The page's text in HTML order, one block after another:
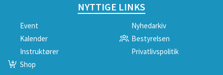
NYTTIGE LINKS
Event
Nyhedarkiv
Kalender
Bestyrelsen
Instruktører
Privatlivspolitik
Shop